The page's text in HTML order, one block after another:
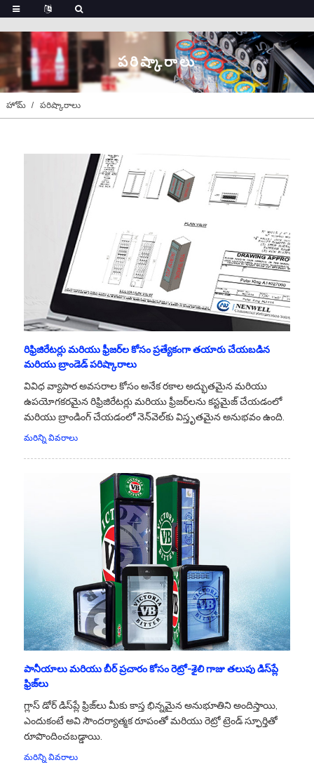
పరిష్కారాలు
హోమ్ పరిష్కారాలు
రిఫ్రిజిరేటర్లు మరియు ఫ్రీజర్‌ల కోసం ప్రత్యేకంగా తయారు చేయబడిన
మరియు బ్రాండెడ్ పరిష్కారాలు
వివిధ వ్యాపార అవసరాల కోసం అనేక రకాల అద్భుతమైన మరియు
ఉపయోగకరమైన రిఫ్రిజిరేటర్లు మరియు ఫ్రీజర్‌లను కస్టమైజ్ చేయడంలో
మరియు బ్రాండింగ్ చేయడంలో నెన్‌వెల్‌కు విస్తృతమైన అనుభవం ఉంది.
మరిన్ని వివరాలు
పానీయాలు మరియు బీర్ ప్రచారం కోసం రెట్రో-శైలి గాజు తలుపు డిస్‌ప్లే
ఫ్రిజ్‌లు
గ్లాస్ డోర్ డిస్‌ప్లే ఫ్రిజ్‌లు మీకు కాస్త భిన్నమైన అనుభూతిని అందిస్తాయి,
ఎందుకంటే అవి సౌందర్యాత్మక రూపంతో మరియు రెట్రో ట్రెండ్ స్ఫూర్తితో
రూపొందించబడ్డాయి.
మరిన్ని వివరాలు